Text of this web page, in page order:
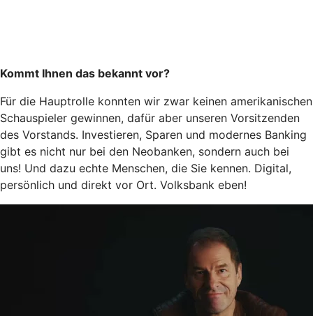
Kommt Ihnen das bekannt vor?
Für die Hauptrolle konnten wir zwar keinen amerikanischen
Schauspieler gewinnen, dafür aber unseren Vorsitzenden
des Vorstands. Investieren, Sparen und modernes Banking
gibt es nicht nur bei den Neobanken, sondern auch bei
uns! Und dazu echte Menschen, die Sie kennen. Digital,
persönlich und direkt vor Ort. Volksbank eben!